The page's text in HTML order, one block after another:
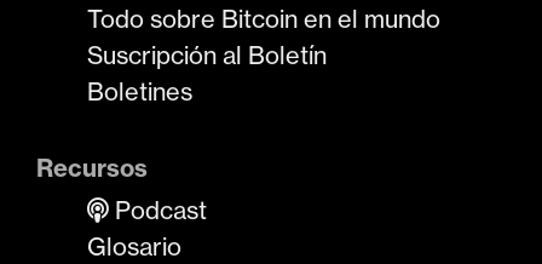
Todo sobre Bitcoin en el mundo
Suscripción al Boletín
Boletines
Recursos
Podcast
Glosario